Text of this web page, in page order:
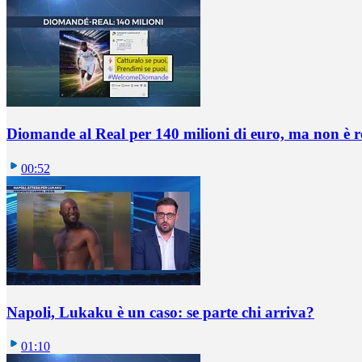
Diomande al Real per 140 milioni di euro, ma non è
00:52
Napoli, Lukaku è un caso: se parte chi arriva?
01:10